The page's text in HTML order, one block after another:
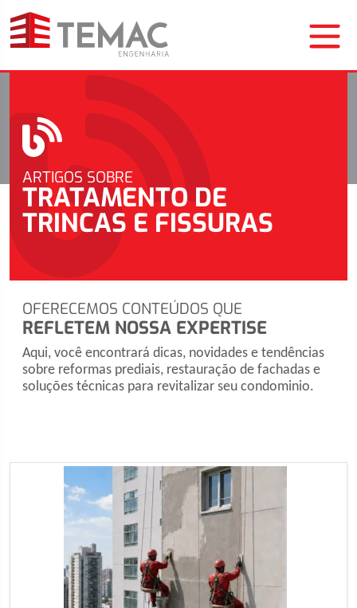
ARTIGOS SOBRE
TRATAMENTO DE
TRINCAS E FISSURAS
OFERECEMOS CONTEÚDOS QUE
REFLETEM NOSSA EXPERTISE
Aqui, você encontrará dicas, novidades e tendências
sobre reformas prediais, restauração de fachadas e
soluções técnicas para revitalizar seu condominio.